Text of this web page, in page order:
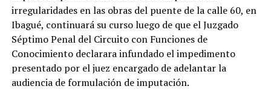
irregularidades en las obras del puente de la calle 60, en
Ibagué, continuará su curso luego de que el Juzgado
Séptimo Penal del Circuito con Funciones de
Conocimiento declarara infundado el impedimento
presentado por el juez encargado de adelantar la
audiencia de formulación de imputación.